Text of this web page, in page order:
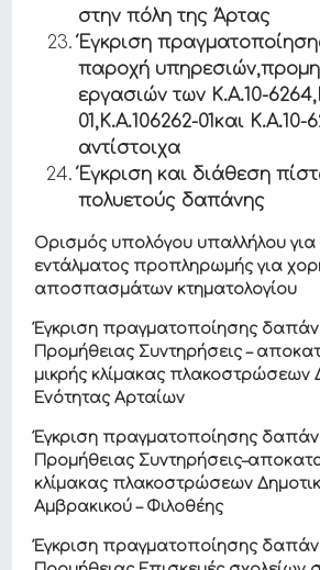
στην πόλη της Άρτας
Έγκριση
παροχή
εργασιών των Κ.Α.10-
01,Κ.Α.106262-01και Κ.Α.10-
αντίστοιχα
Έγκριση και διάθεση
πολυετούς δαπάνης
Ορισμός υπολόγου υπαλλήλου
εντάλματος προπληρωμής για
αποσπασμάτων κτηματολογίου
Έγκριση πραγματοποίησης
Προμήθειας Συντηρήσεις –
μικρής κλίμακας πλακοστρώσεων
Ενότητας Αρταίων
Έγκριση πραγματοποίησης
Προμήθειας
κλίμακας πλακοστρώσεων
Αμβρακικού – Φιλοθέης
Έγκριση πραγματοποίησης